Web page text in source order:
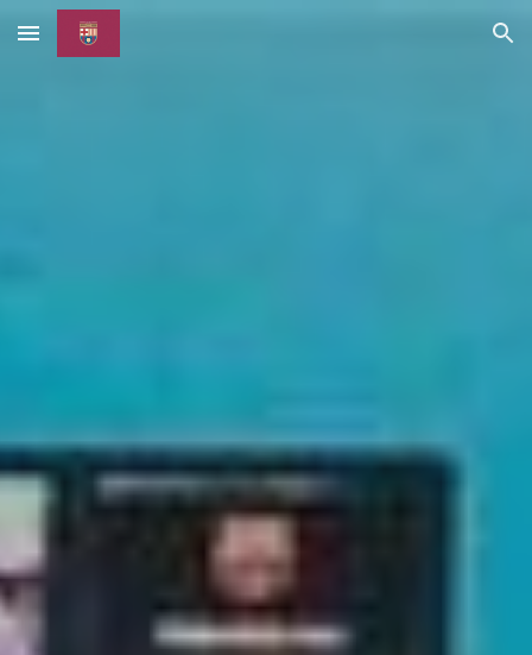
Skip to main content Skip to navigation